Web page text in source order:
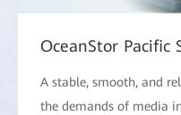
OceanStor Pacific
A stable, smooth, and
the demands of media